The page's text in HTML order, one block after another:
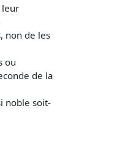
leur
non de les
ou
de la
noble soit-